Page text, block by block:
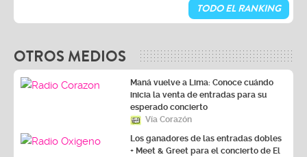
TODO EL RANKING
OTROS MEDIOS
Maná vuelve a Lima: Conoce cuándo
inicia la venta de entradas para su
esperado concierto
Vía Corazón
Los ganadores de las entradas dobles
+ Meet & Greet para el concierto de El